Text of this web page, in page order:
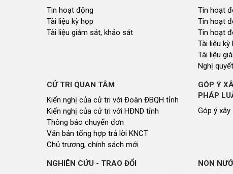
Tin hoạt động
Tài liệu kỳ họp
Tài liệu giám sát, khảo sát
Tin hoạt
Tin hoạt
Tin hoạt
Tài liệu kỳ
Tài liệu
Nghị
CỬ TRI QUAN TÂM
Kiến nghị của cử tri với Đoàn ĐBQH tỉnh
Kiến nghị của cử tri với HĐND tỉnh
Thông báo chuyển đơn
Văn bản tổng hợp trả lời KNCT
Chủ trương, chính sách mới
GÓP Ý
PHÁP
Góp ý xây
NGHIÊN CỨU - TRAO ĐỔI
NON